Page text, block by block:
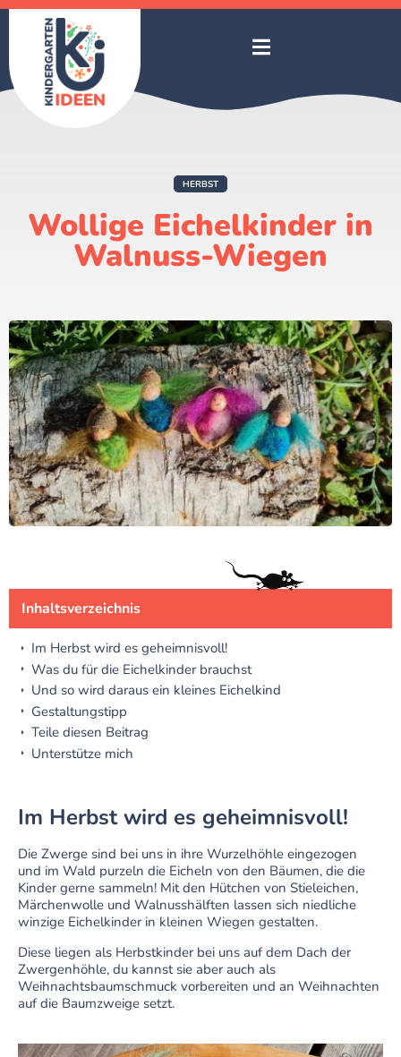
HERBST
Wollige Eichelkinder in
Walnuss-Wiegen
Inhaltsverzeichnis
Im Herbst wird es geheimnisvoll!
Was du für die Eichelkinder brauchst
Und so wird daraus ein kleines Eichelkind
Gestaltungstipp
Teile diesen Beitrag
Unterstütze mich
Im Herbst wird es geheimnisvoll!
Die Zwerge sind bei uns in ihre Wurzelhöhle eingezogen
und im Wald purzeln die Eicheln von den Bäumen, die die
Kinder gerne sammeln! Mit den Hütchen von Stieleichen,
Märchenwolle und Walnusshälften lassen sich niedliche
winzige Eichelkinder in kleinen Wiegen gestalten.
Diese liegen als Herbstkinder bei uns auf dem Dach der
Zwergenhöhle, du kannst sie aber auch als
Weihnachtsbaumschmuck vorbereiten und an Weihnachten
auf die Baumzweige setzt.